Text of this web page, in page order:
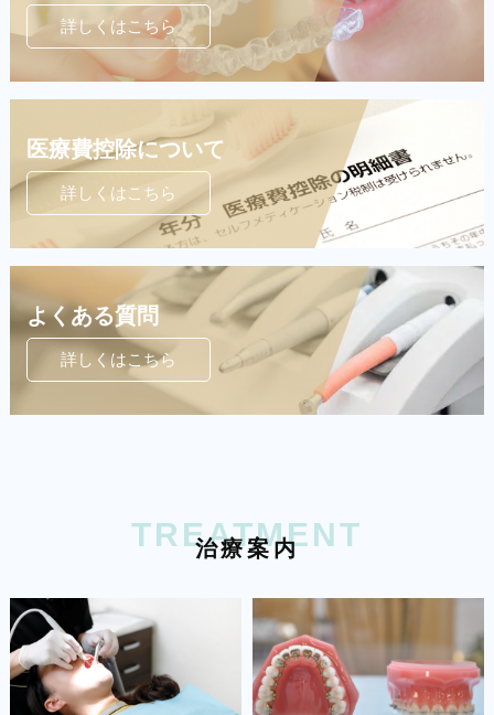
詳しくはこちら
医療費控除について
詳しくはこちら
よくある質問
詳しくはこちら
TREATMENT
治療案内